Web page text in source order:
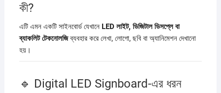
কী?
এটি এমন একটি সাইনবোর্ড যেখানে LED লাইট, ডিজিটাল ডিসপ্লে বা
ব্যাকলিট টেকনোলজিব্যবহার করে লেখা, লোগো, ছবি বা অ্যানিমেশন দেখানো
হয়।
🔹 Digital LED Signboard-এর ধরন